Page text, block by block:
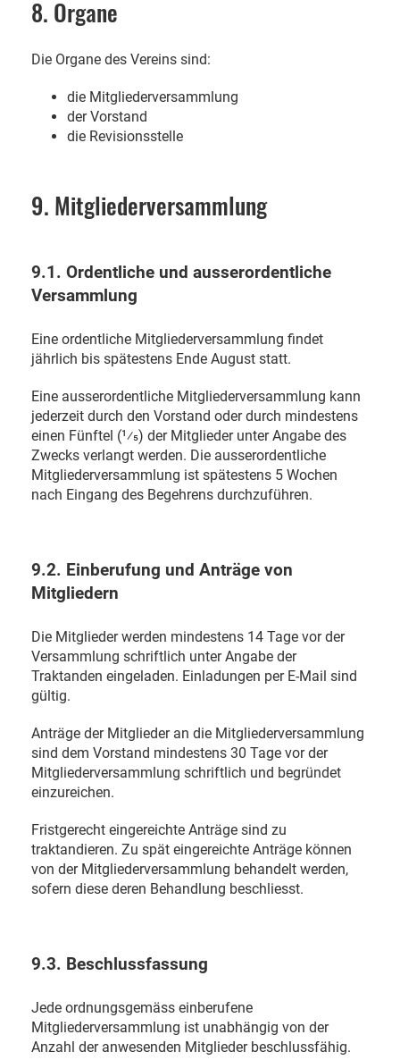
8. Organe
Die Organe des Vereins sind:
die Mitgliederversammlung
der Vorstand
die Revisionsstelle
9. Mitgliederversammlung
9.1. Ordentliche und ausserordentliche
Versammlung
Eine ordentliche Mitgliederversammlung findet
jährlich bis spätestens Ende August statt.
Eine ausserordentliche Mitgliederversammlung kann
jederzeit durch den Vorstand oder durch mindestens
einen Fünftel (1⁄5) der Mitglieder unter Angabe des
Zwecks verlangt werden. Die ausserordentliche
Mitgliederversammlung ist spätestens 5 Wochen
nach Eingang des Begehrens durchzuführen.
9.2. Einberufung und Anträge von
Mitgliedern
Die Mitglieder werden mindestens 14 Tage vor der
Versammlung schriftlich unter Angabe der
Traktanden eingeladen. Einladungen per E-Mail sind
gültig.
Anträge der Mitglieder an die Mitgliederversammlung
sind dem Vorstand mindestens 30 Tage vor der
Mitgliederversammlung schriftlich und begründet
einzureichen.
Fristgerecht eingereichte Anträge sind zu
traktandieren. Zu spät eingereichte Anträge können
von der Mitgliederversammlung behandelt werden,
sofern diese deren Behandlung beschliesst.
9.3. Beschlussfassung
Jede ordnungsgemäss einberufene
Mitgliederversammlung ist unabhängig von der
Anzahl der anwesenden Mitglieder beschlussfähig.